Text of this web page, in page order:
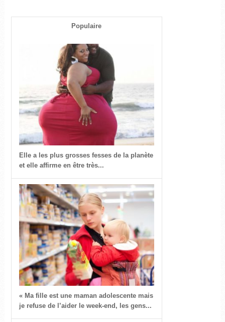
Populaire
Elle a les plus grosses fesses de la planète
et elle affirme en être très...
« Ma fille est une maman adolescente mais
je refuse de l’aider le week-end, les gens...